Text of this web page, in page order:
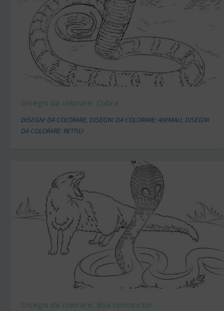
Disegni da colorare: Cobra
DISEGNI DA COLORARE,DISEGNI DA COLORARE: ANIMALI,DISEGNI
DA COLORARE: RETTILI
Disegni da colorare: Boa constrictor